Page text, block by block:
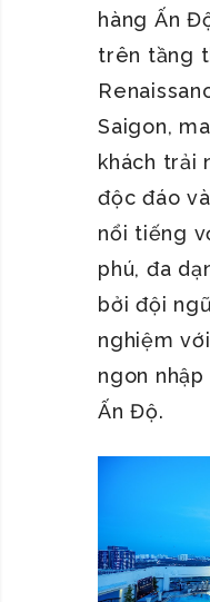
hàng Ấn
trên tầng
Saigon,
khách trải
độc đáo
nổi tiếng
phú, đa
bởi đội
nghiệm
ngon
Ấn Độ.